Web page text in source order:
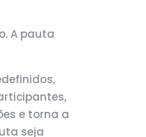
A pauta
e torna a
seja